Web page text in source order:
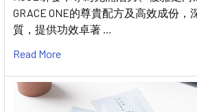
GRACE ONE的尊貴配方及高效成份
質，提供功效卓著 …
Read More